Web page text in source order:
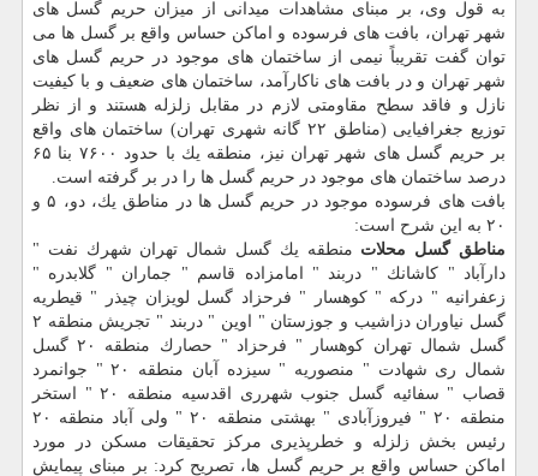
به قول وی، بر مبنای مشاهدات میدانی از میزان حریم گسل های
شهر تهران، بافت های فرسوده و اماكن حساس واقع بر گسل ها می
توان گفت تقریباً نیمی از ساختمان های موجود در حریم گسل های
شهر تهران و در بافت های ناكارآمد، ساختمان های ضعیف و با كیفیت
نازل و فاقد سطح مقاومتی لازم در مقابل زلزله هستند و از نظر
توزیع جغرافیایی (مناطق ۲۲ گانه شهری تهران) ساختمان های واقع
بر حریم گسل های شهر تهران نیز، منطقه یك با حدود ۷۶۰۰ بنا ۶۵
درصد ساختمان های موجود در حریم گسل ها را در بر گرفته است.
بافت های فرسوده موجود در حریم گسل ها در مناطق یك، دو، ۵ و
۲۰ به این شرح است:
مناطق گسل محلات منطقه یك گسل شمال تهران شهرك نفت "
دارآباد " كاشانك " دربند " امامزاده قاسم " جماران " گلابدره "
زعفرانیه " دركه " كوهسار " فرحزاد گسل لویزان چیذر " قیطریه
گسل نیاوران دزاشیب و جوزستان " اوین " دربند " تجریش منطقه ۲
گسل شمال تهران كوهسار " فرحزاد " حصارك منطقه ۲۰ گسل
شمال ری شهادت " منصوریه " سیزده آبان منطقه ۲۰ " جوانمرد
قصاب " سفائیه گسل جنوب شهرری اقدسیه منطقه ۲۰ " استخر
منطقه ۲۰ " فیروزآبادی " بهشتی منطقه ۲۰ " ولی آباد منطقه ۲۰
رئیس بخش زلزله و خطرپذیری مركز تحقیقات مسكن در مورد
اماكن حساس واقع بر حریم گسل ها، تصریح كرد: بر مبنای پیمایش